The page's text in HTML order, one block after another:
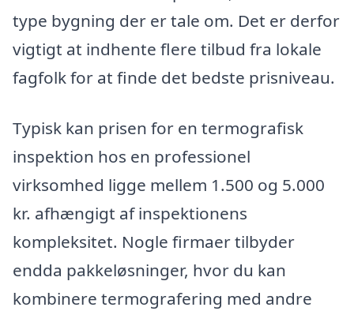
type bygning der er tale om. Det er derfor
vigtigt at indhente flere tilbud fra lokale
fagfolk for at finde det bedste prisniveau.
Typisk kan prisen for en termografisk
inspektion hos en professionel
virksomhed ligge mellem 1.500 og 5.000
kr. afhængigt af inspektionens
kompleksitet. Nogle firmaer tilbyder
endda pakkeløsninger, hvor du kan
kombinere termografering med andre